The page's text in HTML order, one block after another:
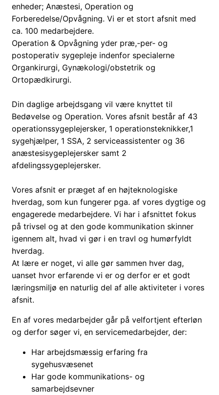
enheder; Anæstesi, Operation og
Forberedelse/Opvågning. Vi er et stort afsnit med
ca. 100 medarbejdere.
Operation & Opvågning yder præ,-per- og
postoperativ sygepleje indenfor specialerne
Organkirurgi, Gynækologi/obstetrik og
Ortopædkirurgi.
Din daglige arbejdsgang vil være knyttet til
Bedøvelse og Operation. Vores afsnit består af 43
operationssygeplejersker, 1 operationsteknikker,1
sygehjælper, 1 SSA, 2 serviceassistenter og 36
anæstesisygeplejersker samt 2
afdelingssygeplejersker.
Vores afsnit er præget af en højteknologiske
hverdag, som kun fungerer pga. af vores dygtige og
engagerede medarbejdere. Vi har i afsnittet fokus
på trivsel og at den gode kommunikation skinner
igennem alt, hvad vi gør i en travl og humørfyldt
hverdag.
At lære er noget, vi alle gør sammen hver dag,
uanset hvor erfarende vi er og derfor er et godt
læringsmiljø en naturlig del af alle aktiviteter i vores
afsnit.
En af vores medarbejder går på velfortjent efterløn
og derfor søger vi, en servicemedarbejder, der:
Har arbejdsmæssig erfaring fra
sygehusvæsenet
Har gode kommunikations- og
samarbejdsevner